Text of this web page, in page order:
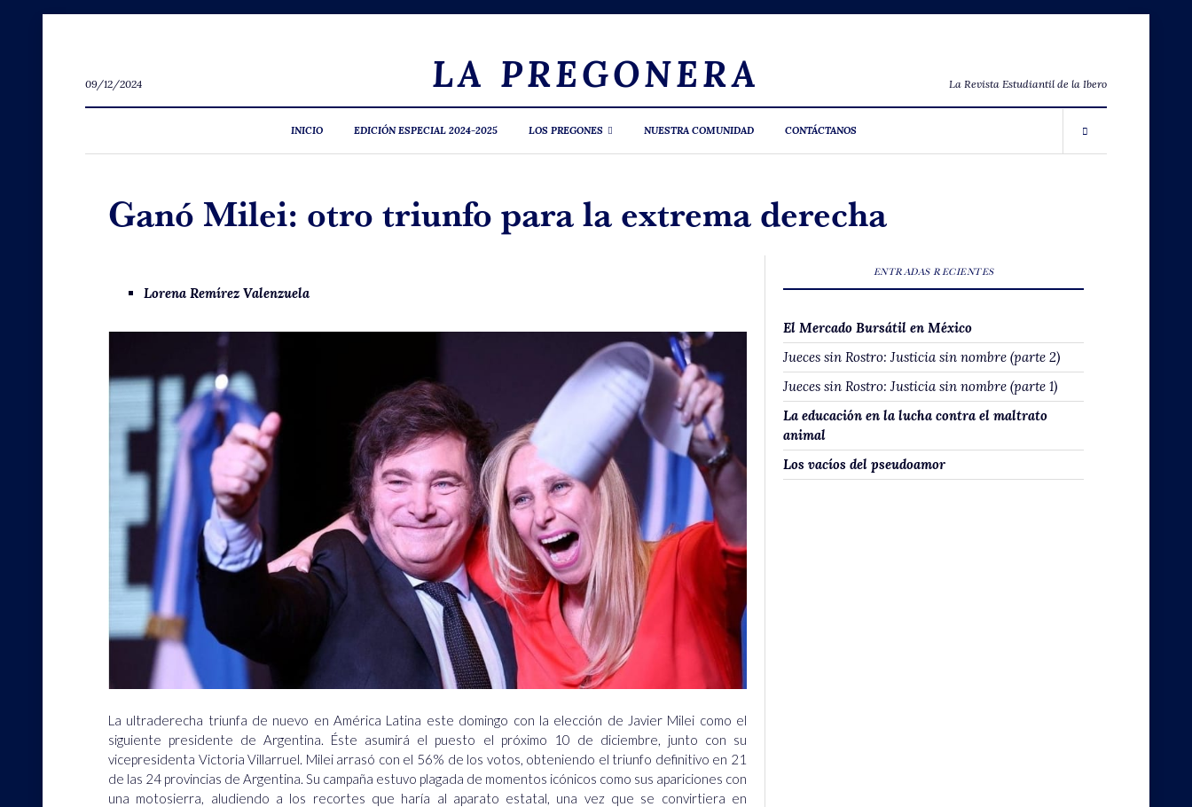
LA PREGONERA
09/12/2024 La Revista Estudiantil de la Ibero
INICIO EDICIÓN ESPECIAL 2024-2025 LOS PREGONES NUESTRA COMUNIDAD CONTÁCTANOS
Ganó Milei: otro triunfo para la extrema derecha
Lorena Remírez Valenzuela
La ultraderecha triunfa de nuevo en América Latina este domingo con la elección de Javier Milei como el
siguiente presidente de Argentina. Éste asumirá el puesto el próximo 10 de diciembre, junto con su
vicepresidenta Victoria Villarruel. Milei arrasó con el 56% de los votos, obteniendo el triunfo definitivo en 21
de las 24 provincias de Argentina. Su campaña estuvo plagada de momentos icónicos como sus apariciones con
una motosierra, aludiendo a los recortes que haría al aparato estatal, una vez que se convirtiera en
ENTRADAS RECIENTES
El Mercado Bursátil en México
Jueces sin Rostro: Justicia sin nombre (parte 2)
Jueces sin Rostro: Justicia sin nombre (parte 1)
La educación en la lucha contra el maltrato
animal
Los vacíos del pseudoamor